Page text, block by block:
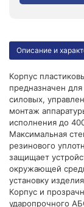
Описание и
Корпус
предназначен
силовых,
монтаж
исполнения до
Максимальная
резинового
защищает
окружающей
установку
Корпус и
ударопрочного